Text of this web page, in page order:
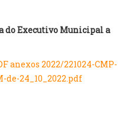
do Executivo Municipal a
anexos 2022/221024-CMP-
24_10_2022.pdf